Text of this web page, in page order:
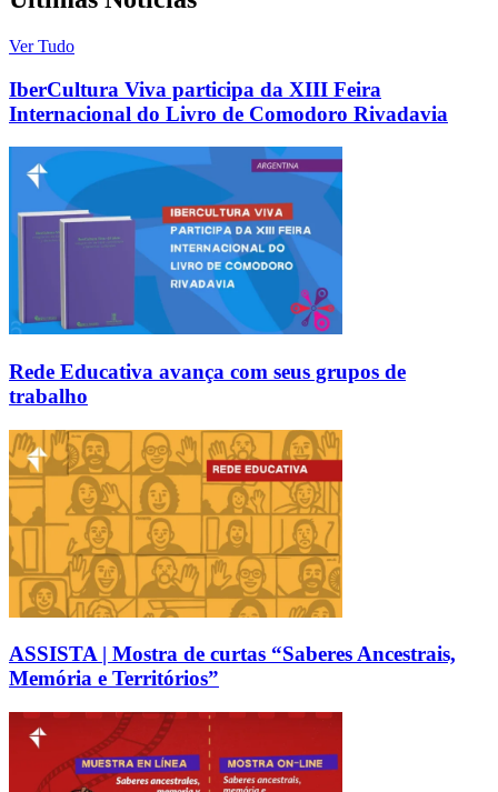
Ver Tudo
IberCultura Viva participa da XIII Feira
Internacional do Livro de Comodoro Rivadavia
Rede Educativa avança com seus grupos de
trabalho
ASSISTA | Mostra de curtas “Saberes Ancestrais,
Memória e Territórios”